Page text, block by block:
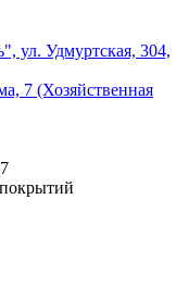
ул. Удмуртская, 304,
7 (Хозяйственная